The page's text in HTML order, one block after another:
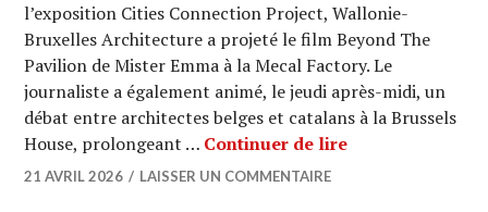
l’exposition Cities Connection Project, Wallonie-
Bruxelles Architecture a projeté le film Beyond The
Pavilion de Mister Emma à la Mecal Factory. Le
journaliste a également animé, le jeudi après-midi, un
débat entre architectes belges et catalans à la Brussels
House, prolongeant … Continuer de lireÀ Barcelone, la
21 AVRIL 2026 LAISSER UN COMMENTAIRE